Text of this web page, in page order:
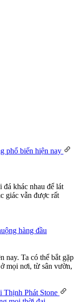
khác nhau để lát
giác vẫn được rất
hàng đầu
nay. Ta có thể bắt gặp
mọi nơi, từ sân vườn,